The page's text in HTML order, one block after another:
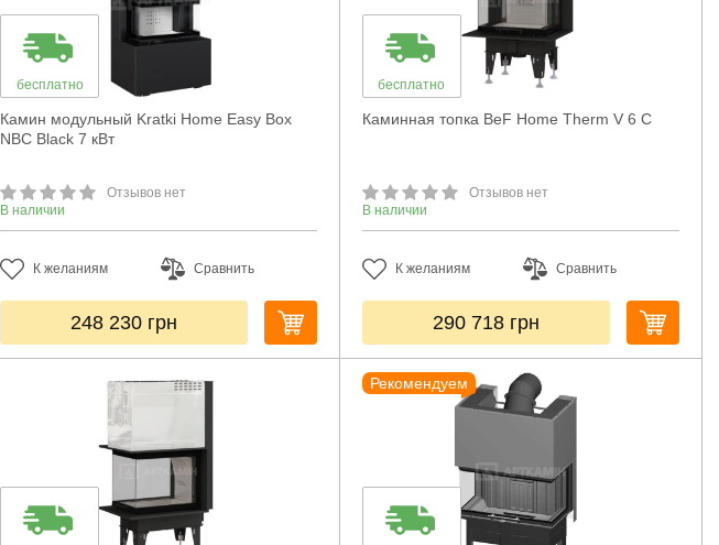
бесплатно
Камин модульный Kratki Home Easy Box
NBC Black 7 кВт
Отзывов нет
В наличии
К желаниям Сравнить
248 230 грн
бесплатно
Каминная топка BeF Home Therm V 6 C
Отзывов нет
В наличии
К желаниям Сравнить
290 718 грн
Рекомендуем